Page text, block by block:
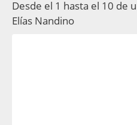
Desde el 1 hasta el 10 de
Elías Nandino